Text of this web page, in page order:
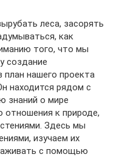
леса, засорять
как
того, что мы
создание
план нашего проекта
находится рядом с
знаний о мире
отношения к природе,
Здесь мы
изучаем их
с помощью